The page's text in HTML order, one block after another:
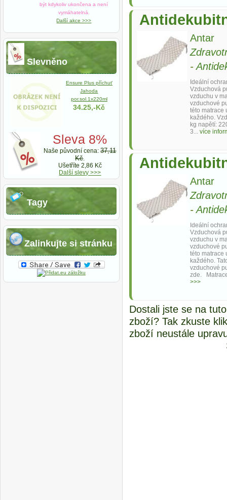
Antar
-
Ideální
Vzduchová
vzduchu v
vzduchové
této matrace
každého.
kg napětí:
3... více
Antar
-
Ideální
Vzduchová
vzduchu v
vzduchové
této matrace
každého.
vzduchové
zde.
>>>
Dostali jste se na
zboží? Tak zkuste
zboží neustále
být kdykoliv ukončena a není
vymáhatelná.
Další akce >>>
Slevněno
Ensure Plus příchuť
Jahoda
por.sol.1x220ml
34.25,-Kč
Sleva 8%
Naše původní cena:37,11
Kč.
Ušetříte 2,86 Kč
Další slevy >>>
Tagy
Zalinkujte si stránku